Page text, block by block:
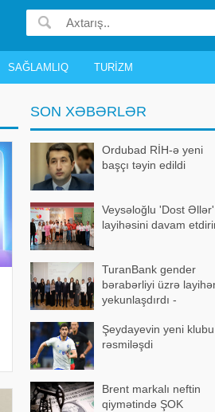
SAĞLAMLIQ TURIZM
SON XƏBƏRLƏR
Ordubad RİH-ə yeni
başçı təyin edildi
Veysəloğlu 'Dost Əllər'
layihəsini davam
TuranBank gender
bərabərliyi üzrə
yekunlaşdırdı -
Şeydayevin yeni klubu
rəsmiləşdi
Brent markalı neftin
qiymətində ŞOK